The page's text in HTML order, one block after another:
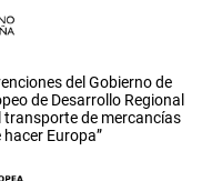
del Gobierno de
de Desarrollo Regional
de mercancías
Europa”